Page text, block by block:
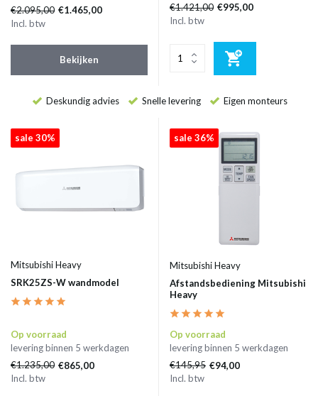
€2.095,00 €1.465,00
Incl. btw
Bekijken
€1.421,00 €995,00
Incl. btw
Deskundig advies Snelle levering Eigen monteurs
sale 30%
Mitsubishi Heavy
SRK25ZS-W wandmodel
Op voorraad
levering binnen 5 werkdagen
€1.235,00 €865,00
Incl. btw
sale 36%
Mitsubishi Heavy
Afstandsbediening Mitsubishi
Heavy
Op voorraad
levering binnen 5 werkdagen
€145,95 €94,00
Incl. btw